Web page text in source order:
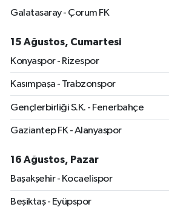
Galatasaray - Çorum FK
15 Ağustos, Cumartesi
Konyaspor - Rizespor
Kasımpaşa - Trabzonspor
Gençlerbirliği S.K. - Fenerbahçe
Gaziantep FK - Alanyaspor
16 Ağustos, Pazar
Başakşehir - Kocaelispor
Beşiktaş - Eyüpspor